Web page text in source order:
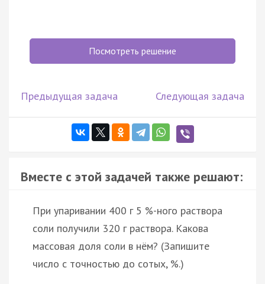
Посмотреть решение
Предыдущая задача Следующая задача
Вместе с этой задачей также решают:
При упаривании 400 г 5 %-ного раствора
соли получили 320 г раствора. Какова
массовая доля соли в нём? (Запишите
число с точностью до сотых, %.)